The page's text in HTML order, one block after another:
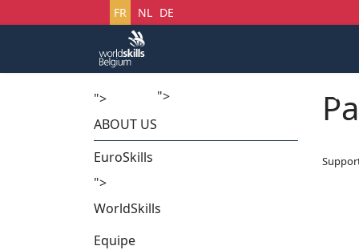
Sélectionnez votre langue
FR NL DE
"> Startech's Days
">
ABOUT US
EuroSkills
">
WorldSkills
Equipe